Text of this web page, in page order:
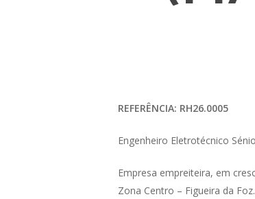
REFERÊNCIA: RH26.0005
Engenheiro Eletrotécnico
Empresa empreiteira, em
Zona Centro – Figueira da Foz.